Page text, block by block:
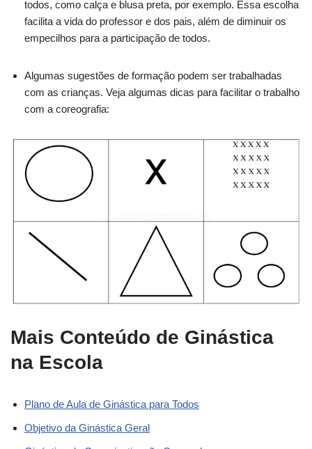
todos, como calça e blusa preta, por exemplo. Essa escolha
facilita a vida do professor e dos pais, além de diminuir os
empecilhos para a participação de todos.
Algumas sugestões de formação podem ser trabalhadas
com as crianças. Veja algumas dicas para facilitar o trabalho
com a coreografia:
Mais Conteúdo de Ginástica
na Escola
Plano de Aula de Ginástica para Todos
Objetivo da Ginástica Geral